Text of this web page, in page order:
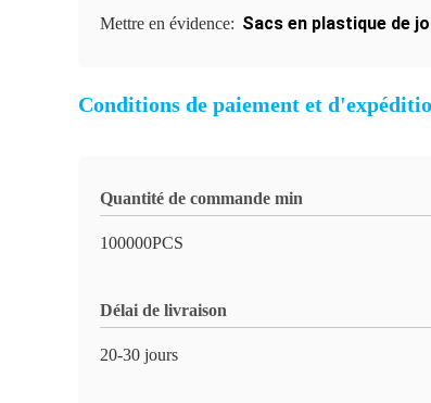
Mettre en évidence: Sacs en plastique de
Conditions de paiement et
Quantité de commande min
100000PCS
Délai de livraison
20-30 jours